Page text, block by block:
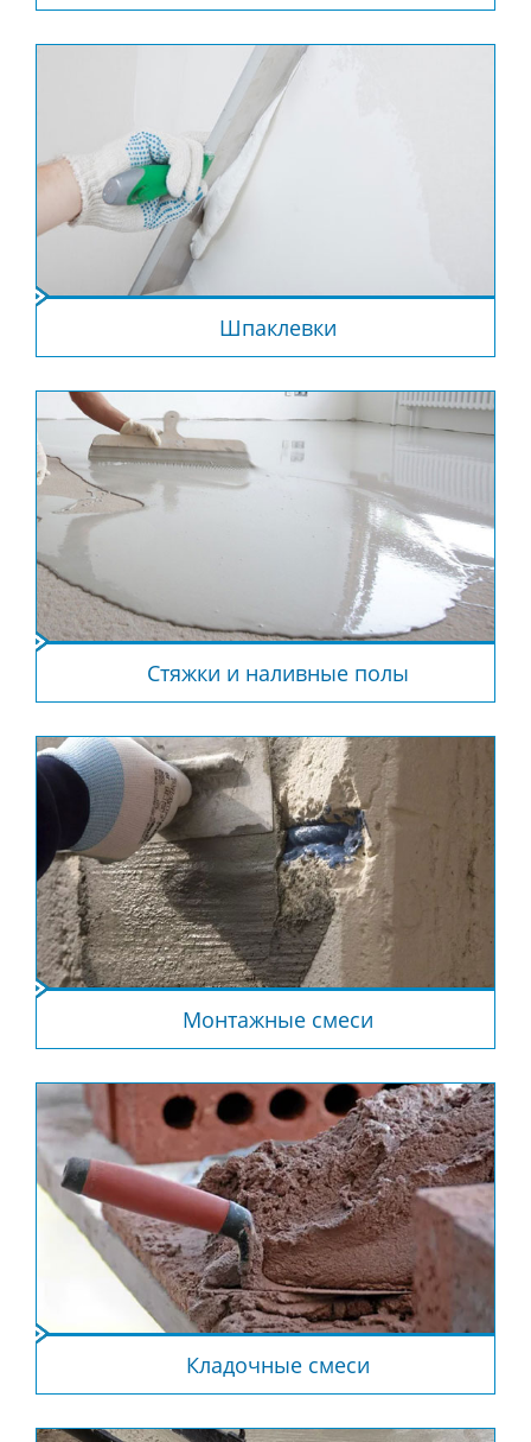
Шпаклевки
Стяжки и наливные полы
Монтажные смеси
Кладочные смеси